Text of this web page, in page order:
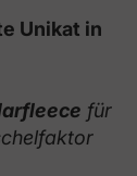
Unikat in
für